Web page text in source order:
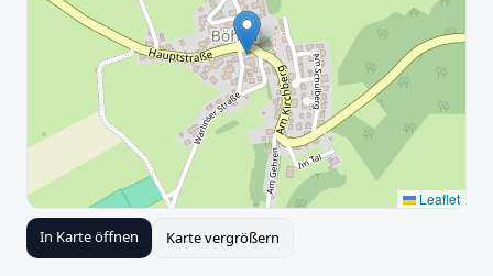
Leaflet
In Karte öffnen Karte vergrößern